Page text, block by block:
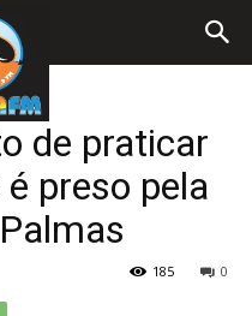
de praticar
preso pela
0
185